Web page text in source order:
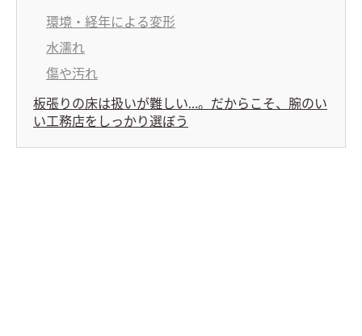
環境・経年による変形
水濡れ
傷や汚れ
板張りの床は扱いが難しい…。だからこそ、腕のい
い工務店をしっかり選ぼう